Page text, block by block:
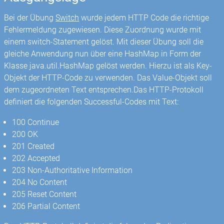
Bei der Übung Switch wurde jedem HTTP Code die richtige
Fehlermeldung zugewiesen. Diese Zuordnung wurde mit
einem switch-Statement gelöst. Mit dieser Übung soll die
gleiche Anwendung nun über eine HashMap in Form der
Klasse java.util.HashMap gelöst werden. Hierzu ist als Key-
Objekt der HTTP-Code zu verwenden. Das Value-Objekt soll
dem zugeordneten Text entsprechen.Das HTTP-Protokoll
definiert die folgenden Successful-Codes mit Text:
100 Continue
200 OK
201 Created
202 Accepted
203 Non-Authoritative Information
204 No Content
205 Reset Content
206 Partial Content